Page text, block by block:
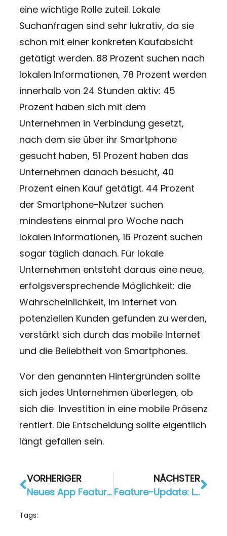
eine wichtige Rolle zuteil. Lokale
Suchanfragen sind sehr lukrativ, da sie
schon mit einer konkreten Kaufabsicht
getätigt werden. 88 Prozent suchen nach
lokalen Informationen, 78 Prozent werden
innerhalb von 24 Stunden aktiv: 45
Prozent haben sich mit dem
Unternehmen in Verbindung gesetzt,
nach dem sie über ihr Smartphone
gesucht haben, 51 Prozent haben das
Unternehmen danach besucht, 40
Prozent einen Kauf getätigt. 44 Prozent
der Smartphone-Nutzer suchen
mindestens einmal pro Woche nach
lokalen Informationen, 16 Prozent suchen
sogar täglich danach. Für lokale
Unternehmen entsteht daraus eine neue,
erfolgsversprechende Möglichkeit: die
Wahrscheinlichkeit, im Internet von
potenziellen Kunden gefunden zu werden,
verstärkt sich durch das mobile Internet
und die Beliebtheit von Smartphones.
Vor den genannten Hintergründen sollte
sich jedes Unternehmen überlegen, ob
sich die Investition in eine mobile Präsenz
rentiert. Die Entscheidung sollte eigentlich
längt gefallen sein.
VORHERIGER
Neues App Feature: Paypal Payment für den App Shop
NÄCHSTER
Feature-Update: Landingpage
Tags: